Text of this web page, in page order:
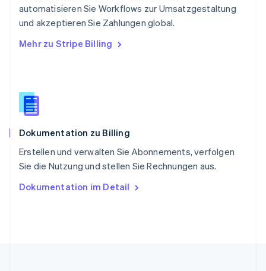
automatisieren Sie Workflows zur Umsatzgestaltung
und akzeptieren Sie Zahlungen global.
Mehr zu Stripe Billing
Dokumentation zu Billing
Erstellen und verwalten Sie Abonnements, verfolgen
Sie die Nutzung und stellen Sie Rechnungen aus.
Dokumentation im Detail
English简体中文
Slowakei
English
Slowenien
English
Spanien
Thailand
Tschechische Republik
English
English